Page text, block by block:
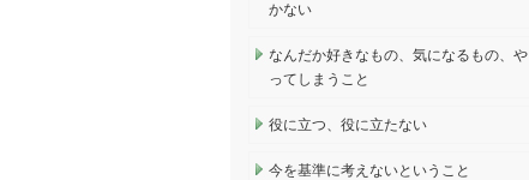
かない
なんだか好きなもの、気になるもの、や
ってしまうこと
役に立つ、役に立たない
今を基準に考えないということ